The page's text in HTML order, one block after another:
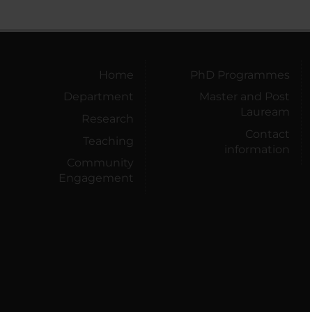
Home
Department
Research
Teaching
Community
Engagement
PhD Programmes
Master and Post
Lauream
Contact
information